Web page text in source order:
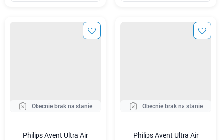
Obecnie brak na stanie
Philips Avent Ultra Air
Obecnie brak na stanie
Philips Avent Ultra Air